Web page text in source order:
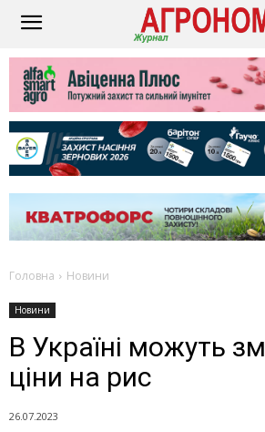
Головна Новини
Новини
В Україні можуть
ціни на рис
26.07.2023